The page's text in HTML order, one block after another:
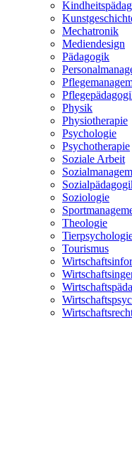
Mechatronik
Mediendesign
Pädagogik
Physik
Physiotherapie
Psychologie
Psychotherapie
Soziale Arbeit
Soziologie
Theologie
Tourismus